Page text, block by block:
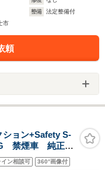
整備
法定整備付
市
頼
ョン+Safety S-
禁煙車 純正8
エマージェン
イン相談可 360°画像付